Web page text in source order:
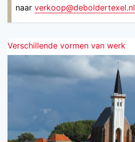
naar verkoop@deboldertexel.nl
Verschillende vormen van werk